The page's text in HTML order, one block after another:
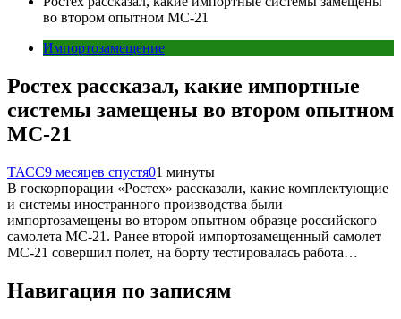
во втором опытном МС-21
Импортозамещение
Ростех рассказал, какие импортные
системы замещены во втором опытном
МС-21
ТАСС9 месяцев спустя01 минуты
В госкорпорации «Ростех» рассказали, какие комплектующие
и системы иностранного производства были
импортозамещены во втором опытном образце российского
самолета МС-21. Ранее второй импортозамещенный самолет
МС-21 совершил полет, на борту тестировалась работа…
Навигация по записям